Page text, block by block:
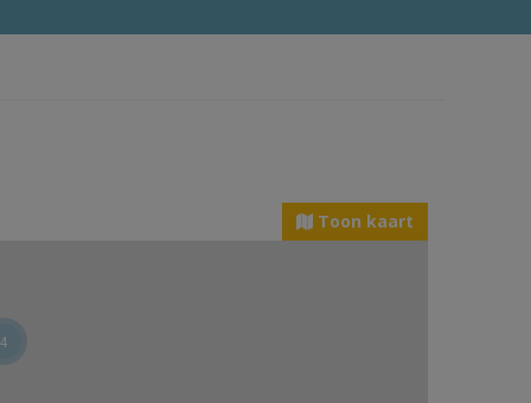
Toon kaart
4